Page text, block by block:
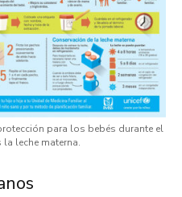
para los bebés durante el
leche materna.